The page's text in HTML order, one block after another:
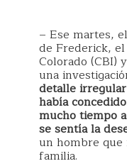
– Ese martes,
de Frederick,
Colorado (CBI)
una
detalle
había
mucho tiempo
se sentía la
un hombre que
familia.